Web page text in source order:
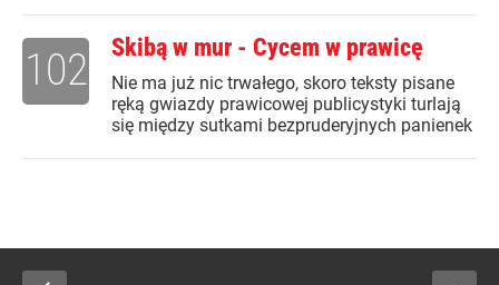
Skibą w mur - Cycem w prawicę
Nie ma już nic trwałego, skoro teksty pisane
ręką gwiazdy prawicowej publicystyki turlają
się między sutkami bezpruderyjnych panienek
102